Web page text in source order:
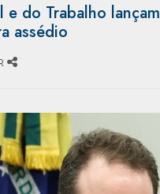
e do Trabalho lançam
assédio